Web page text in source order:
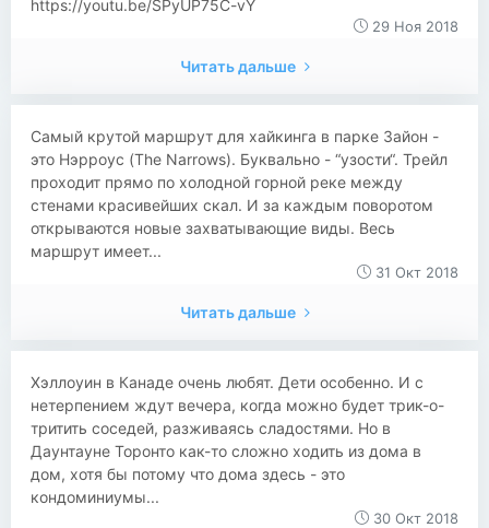
https://youtu.be/SPyUP75C-vY
29 Ноя 2018
Читать дальше
Самый крутой маршрут для хайкинга в парке Зайон -
это Нэрроус (The Narrows). Буквально - “узости“. Трейл
проходит прямо по холодной горной реке между
стенами красивейших скал. И за каждым поворотом
открываются новые захватывающие виды. Весь
маршрут имеет...
31 Окт 2018
Читать дальше
​​​​​Хэллоуин в Канаде очень любят. Дети особенно. И с
нетерпением ждут вечера, когда можно будет трик-о-
тритить соседей, разживаясь сладостями. Но в
Даунтауне Торонто как-то сложно ходить из дома в
дом, хотя бы потому что дома здесь - это
кондоминиумы...
30 Окт 2018